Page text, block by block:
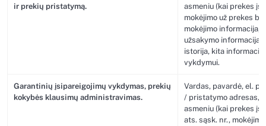
ir prekių pristatymą.
asmeniu (kai prekes
mokėjimo už prekes
mokėjimo informacija,
užsakymo informacija,
istorija, kita
vykdymui.
Garantinių įsipareigojimų vykdymas, prekių
kokybės klausimų administravimas.
Vardas, pavardė, el.
/ pristatymo adresas,
asmeniu (kai prekes
ats. sąsk. nr.,